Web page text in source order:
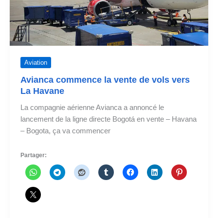
de
Medellín
à
Panama
Aviation
Avianca commence la vente de vols vers
La Havane
La compagnie aérienne Avianca a annoncé le
lancement de la ligne directe Bogotá en vente – Havana
– Bogota, ça va commencer
Partager: